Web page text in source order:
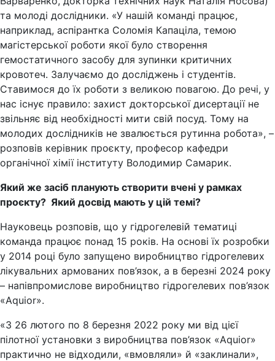
та молоді дослідники. «У нашій команді працює,
наприклад, аспірантка Соломія Капаціла, темою
магістерської роботи якої було створення
гемостатичного засобу для зупинки критичних
кровотеч. Залучаємо до досліджень і студентів.
Ставимося до їх роботи з великою повагою. До речі, у
нас існує правило: захист докторської дисертації не
звільняє від необхідності мити свій посуд. Тому на
молодих дослідників не звалюється рутинна робота», –
розповів керівник проєкту, професор кафедри
органічної хімії інституту Володимир Самарик.
Який же засіб планують створити вчені у рамках
проєкту? Який досвід мають у цій темі?
Науковець розповів, що у гідрогелевій тематиці
команда працює понад 15 років. На основі їх розробки
у 2014 році було запущено виробництво гідрогелевих
лікувальних армованих пов’язок, а в березні 2024 року
– напівпромислове виробництво гідрогелевих пов’язок
«Aquior».
«З 26 лютого по 8 березня 2022 року ми від цієї
пілотної установки з виробництва пов’язок «Aquior»
практично не відходили, «вмовляли» й «заклинали»,